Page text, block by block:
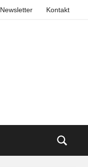
Newsletter Kontakt